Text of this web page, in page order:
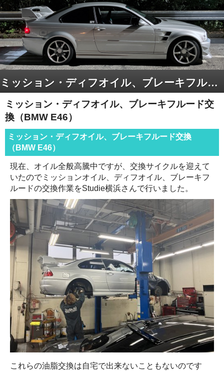
ミッション・ディフオイル、ブレーキフルード交換（BMW E46）
ミッション・ディフオイル、ブレーキフルード交
換（BMW E46）
ミッション・ディフオイル、ブレーキフルード交換
（BMW E46）
現在、オイル全般高騰中ですが、交換サイクルを迎えて
いたのでミッションオイル、ディフオイル、ブレーキフ
ルードの交換作業をStudie横浜さんで行いました。
これらの油脂交換は自宅で出来ないこともないのです